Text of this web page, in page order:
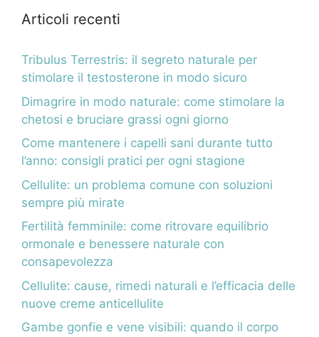
Articoli recenti
Tribulus Terrestris: il segreto naturale per
stimolare il testosterone in modo sicuro
Dimagrire in modo naturale: come stimolare la
chetosi e bruciare grassi ogni giorno
Come mantenere i capelli sani durante tutto
l’anno: consigli pratici per ogni stagione
Cellulite: un problema comune con soluzioni
sempre più mirate
Fertilità femminile: come ritrovare equilibrio
ormonale e benessere naturale con
consapevolezza
Cellulite: cause, rimedi naturali e l’efficacia delle
nuove creme anticellulite
Gambe gonfie e vene visibili: quando il corpo